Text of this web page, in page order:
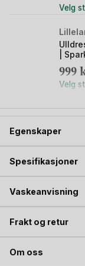
kontrollert. Både
Velg
|
999
Velg
399
449
Velg
Egenskaper
Spesifikasjoner
Vaskeanvisning
Frakt og retur
Om oss